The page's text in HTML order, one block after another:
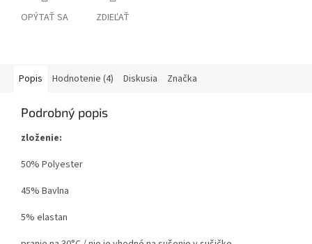
OPÝTAŤ SA ZDIEĽAŤ
Popis Hodnotenie (4) Diskusia Značka
Podrobný popis
zloženie:
50% Polyester
45% Bavlna
5% elastan